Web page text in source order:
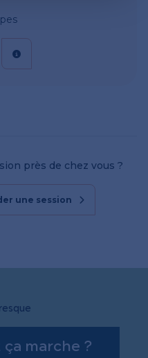
près de chez vous ?
une session
marche ?